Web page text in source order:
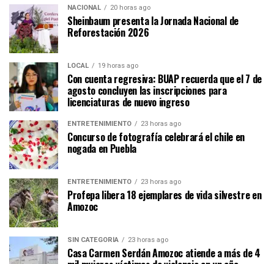
NACIONAL 20 horas ago
Sheinbaum presenta la Jornada Nacional de
Reforestación 2026
LOCAL 19 horas ago
Con cuenta regresiva: BUAP recuerda que el 7 de
agosto concluyen las inscripciones para
licenciaturas de nuevo ingreso
ENTRETENIMIENTO 23 horas ago
Concurso de fotografía celebrará el chile en
nogada en Puebla
ENTRETENIMIENTO 23 horas ago
Profepa libera 18 ejemplares de vida silvestre en
Amozoc
SIN CATEGORÍA 23 horas ago
Casa Carmen Serdán Amozoc atiende a más de 4